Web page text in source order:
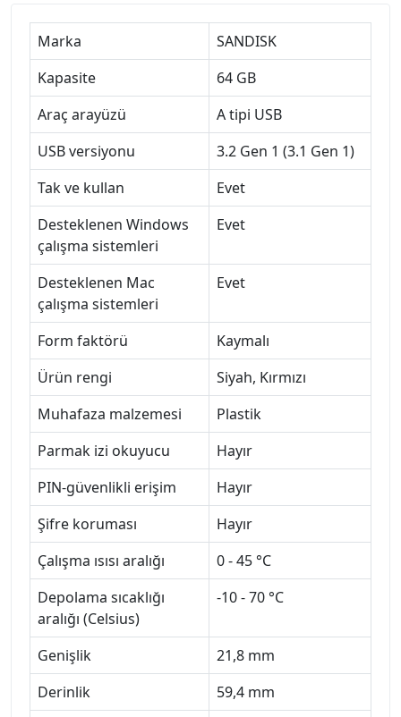
Marka
SANDISK
Kapasite
64 GB
Araç arayüzü
A tipi USB
USB versiyonu
3.2 Gen 1 (3.1 Gen 1)
Tak ve kullan
Evet
Desteklenen Windows
çalışma sistemleri
Evet
Desteklenen Mac
çalışma sistemleri
Evet
Form faktörü
Kaymalı
Ürün rengi
Siyah, Kırmızı
Muhafaza malzemesi
Plastik
Parmak izi okuyucu
Hayır
PIN-güvenlikli erişim
Hayır
Şifre koruması
Hayır
Çalışma ısısı aralığı
0 - 45 °C
Depolama sıcaklığı
aralığı (Celsius)
-10 - 70 °C
Genişlik
21,8 mm
Derinlik
59,4 mm